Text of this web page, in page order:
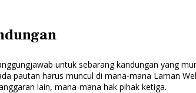
untuk sebarang kandungan yang
pautan harus muncul di mana-mana Laman
lain, mana-mana hak pihak ketiga.